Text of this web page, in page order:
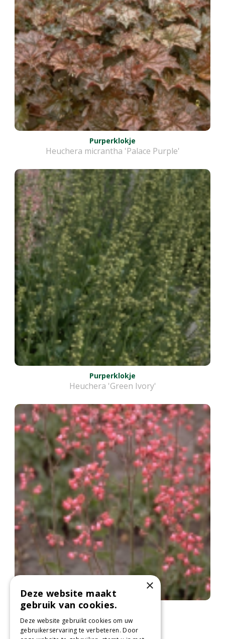
Purperklokje
Heuchera micrantha 'Palace Purple'
Purperklokje
Heuchera 'Green Ivory'
Purperklokje
Heuchera 'Pluie de Feu'
×
Deze website maakt
gebruik van cookies.
Deze website gebruikt cookies om uw
gebruikerservaring te verbeteren. Door